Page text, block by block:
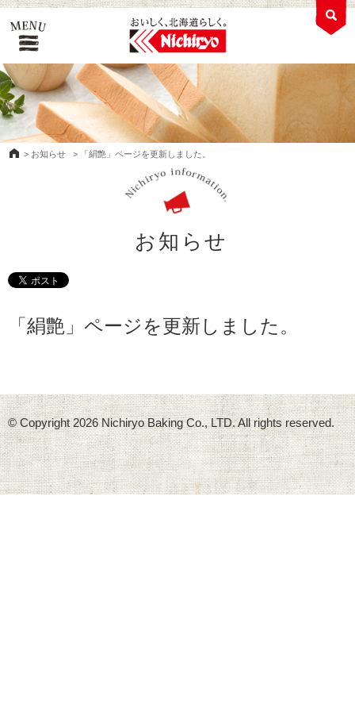
> お知らせ > 「絹艶」ページを更新しました。
お知らせ
「絹艶」ページを更新しました。
© Copyright2026 Nichiryo Baking Co., LTD. All rights reserved.